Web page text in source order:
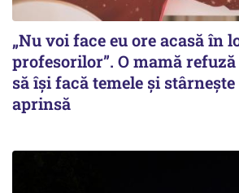
„Nu voi face eu ore acasă în
profesorilor”. O mamă
să își facă temele și stârnește
aprinsă